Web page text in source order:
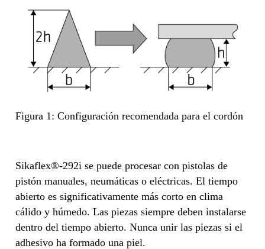
Figura 1: Configuración recomendada para el cordón
Sikaflex®-292i se puede procesar con pistolas de
pistón manuales, neumáticas o eléctricas. El tiempo
abierto es significativamente más corto en clima
cálido y húmedo. Las piezas siempre deben instalarse
dentro del tiempo abierto. Nunca unir las piezas si el
adhesivo ha formado una piel.